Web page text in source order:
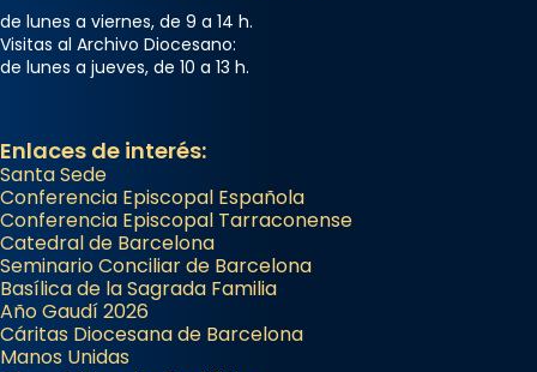
de lunes a viernes, de 9 a 14 h.
Visitas al Archivo Diocesano:
de lunes a jueves, de 10 a 13 h.
Enlaces de interés:
Santa Sede
Conferencia Episcopal Española
Conferencia Episcopal Tarraconense
Catedral de Barcelona
Seminario Conciliar de Barcelona
Basílica de la Sagrada Familia
Año Gaudí 2026
Cáritas Diocesana de Barcelona
Manos Unidas